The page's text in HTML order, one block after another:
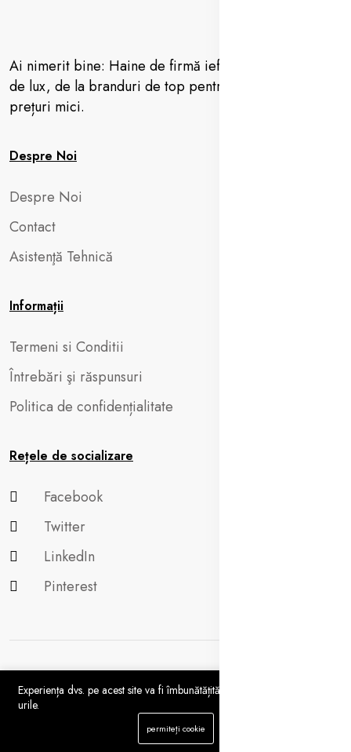
Ai nimerit bine: Haine de firmă ieftine, vestimentație
de lux, de la branduri de top pentru femei, barbați la
prețuri mici.
Despre Noi
Despre Noi
Contact
Asistenţă Tehnică
Informații
Termeni si Conditii
Întrebări şi răspunsuri
Politica de confidențialitate
Rețele de socializare
Facebook
Twitter
LinkedIn
Pinterest
Copyright 2024 © Aluxuria.com All rights reserved.
Categorie
Aprecieri
Experiența dvs. pe acest site va fi îmbunătățită dacă permiteți cookie-
urile.
permiteți cookie